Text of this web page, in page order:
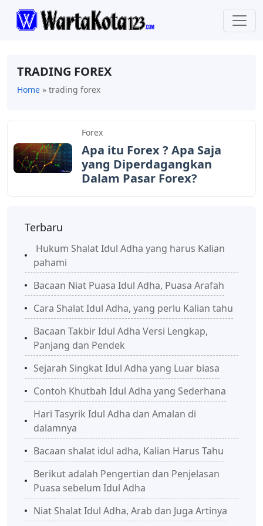
TRАDІNG FOREX
Home » trаdіng forex
Forex
Apa itu Forex ? Aра Sаjа
уаng Dіреrdаgаngkаn
Dаlаm Pаѕаr Fоrеx?
Terbaru
Hukum Shalat Idul Adha yang harus Kalian
pahami
Bacaan Niat Puasa Idul Adha, Puasa Arafah
Cara Shalat Idul Adha, yang perlu Kalian tahu
Bacaan Takbir Idul Adha Versi Lengkap,
Panjang dan Pendek
Sejarah Singkat Idul Adha yang Luar biasa
Contoh Khutbah Idul Adha yang Sederhana
Hari Tasyrik Idul Adha dan Amalan di
dalamnya
Bacaan shalat idul adha, Kalian Harus Tahu
Berikut adalah Pengertian dan Penjelasan
Puasa sebelum Idul Adha
Niat Shalat Idul Adha, Arab dan Juga Artinya